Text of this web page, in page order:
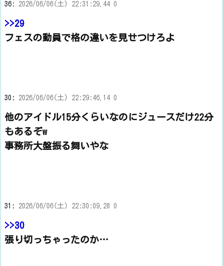
36: 2026/06/06(土) 22:31:29.44 0
>>29
フェスの動員で格の違いを見せつけろよ
30: 2026/06/06(土) 22:29:46.14 0
他のアイドル15分くらいなのにジュースだけ22分
もあるぞw
事務所大盤振る舞いやな
31: 2026/06/06(土) 22:30:09.28 0
>>30
張り切っちゃったのか…